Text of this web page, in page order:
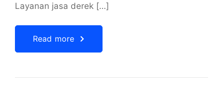
Layanan jasa derek […]
Read more